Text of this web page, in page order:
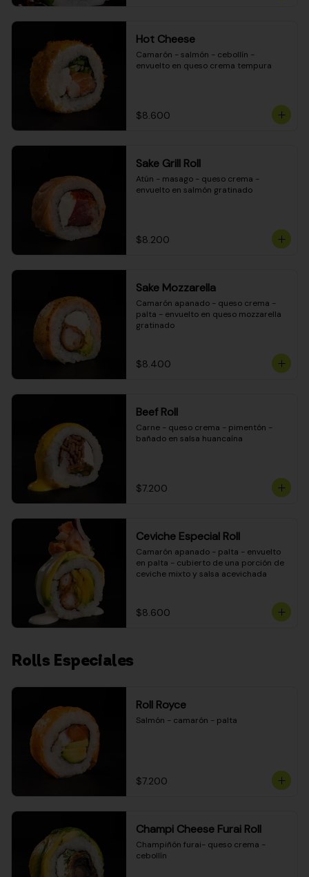
Hot Cheese
Camarón - salmón - cebollín -
envuelto en queso crema tempura
$8.600
Sake Grill Roll
Atún - masago - queso crema -
envuelto en salmón gratinado
$8.200
Sake Mozzarella
Camarón apanado - queso crema -
palta - envuelto en queso mozzarella
gratinado
$8.400
Beef Roll
Carne - queso crema - pimentón -
bañado en salsa huancaína
$7.200
Ceviche Especial Roll
Camarón apanado - palta - envuelto
en palta - cubierto de una porción de
ceviche mixto y salsa acevichada
$8.600
Rolls Especiales
Roll Royce
Salmón - camarón - palta
$7.200
Champi Cheese Furai Roll
Champiñón furai- queso crema -
cebollín